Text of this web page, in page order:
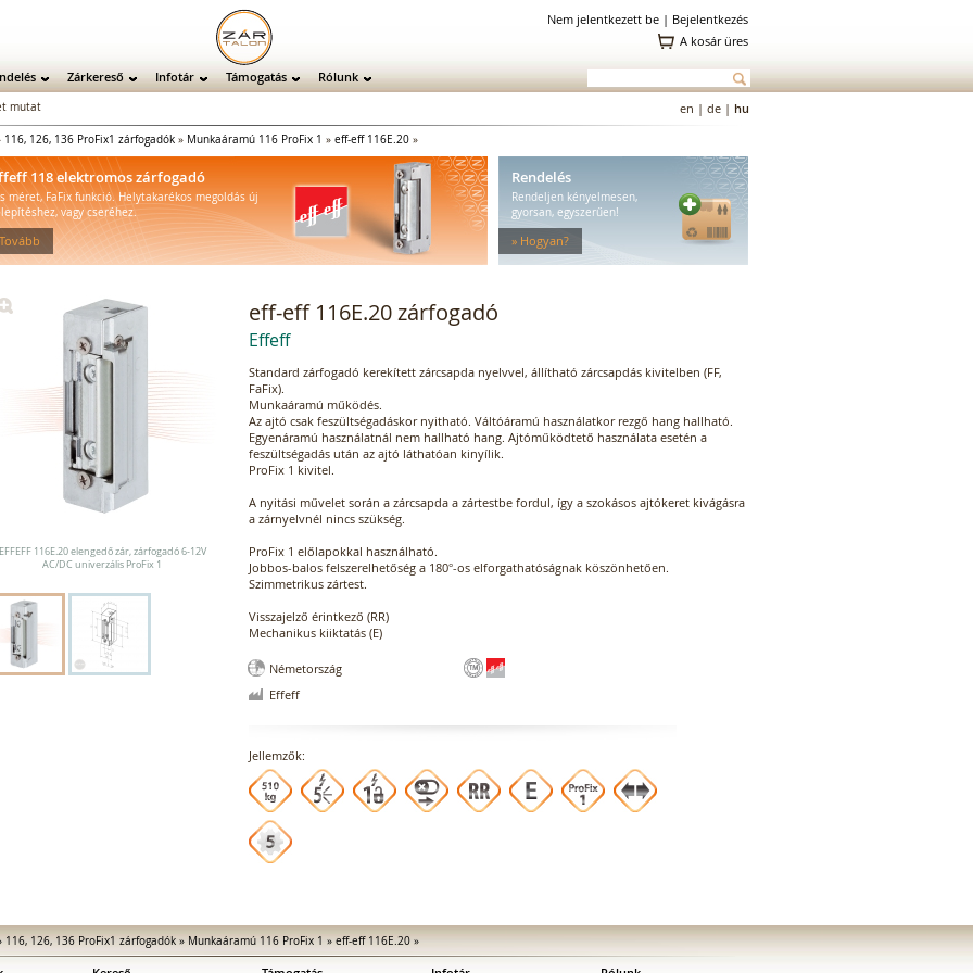
Nem jelentkezett be | Bejelentkezés
A kosár üres
Zárkereső Infotár Támogatás Rólunk
mutat en | de | hu
116, 126, 136 ProFix1 zárfogadók » Munkaáramú 116 ProFix 1 » eff-eff 116E.20 »
118 elektromos zárfogadó
méret, FaFix funkció. Helytakarékos megoldás új
vagy cseréhez.
Rendelés
Rendeljen kényelmesen,
gyorsan, egyszerűen!
» Hogyan?
EFFEFF 116E.20 elengedő zár, zárfogadó 6-12V
AC/DC univerzális ProFix 1
eff-eff 116E.20 zárfogadó
Effeff
Standard zárfogadó kerekített zárcsapda nyelvvel, állítható zárcsapdás kivitelben (FF,
FaFix).
Munkaáramú működés.
Az ajtó csak feszültségadáskor nyitható. Váltóáramú használatkor rezgő hang hallható.
Egyenáramú használatnál nem hallható hang. Ajtóműködtető használata esetén a
feszültségadás után az ajtó láthatóan kinyílik.
ProFix 1 kivitel.
A nyitási művelet során a zárcsapda a zártestbe fordul, így a szokásos ajtókeret kivágásra
a zárnyelvnél nincs szükség.
ProFix 1 előlapokkal használható.
Jobbos-balos felszerelhetőség a 180°-os elforgathatóságnak köszönhetően.
Szimmetrikus zártest.
Visszajelző érintkező (RR)
Mechanikus kiiktatás (E)
Németország
Effeff
Jellemzők:
116, 126, 136 ProFix1 zárfogadók» Munkaáramú 116 ProFix 1 » eff-eff 116E.20»